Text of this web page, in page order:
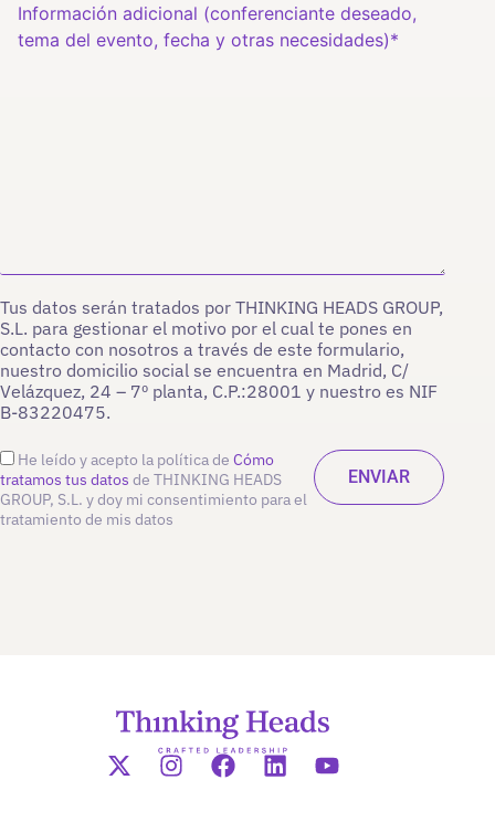
Tus datos serán tratados por THINKING HEADS GROUP,
S.L. para gestionar el motivo por el cual te pones en
contacto con nosotros a través de este formulario,
nuestro domicilio social se encuentra en Madrid, C/
Velázquez, 24 – 7º planta, C.P.:28001 y nuestro es NIF
B-83220475.
He leído y acepto la política de Cómo
tratamos tus datos de THINKING HEADS
GROUP, S.L. y doy mi consentimiento para el
tratamiento de mis datos